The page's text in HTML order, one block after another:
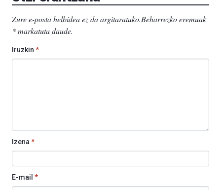
Zure e-posta helbidea ez da argitaratuko.Beharrezko eremuak
*markatuta daude.
Iruzkin *
Izena*
E-mail *